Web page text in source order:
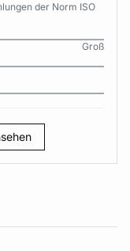
der Norm ISO
Groß